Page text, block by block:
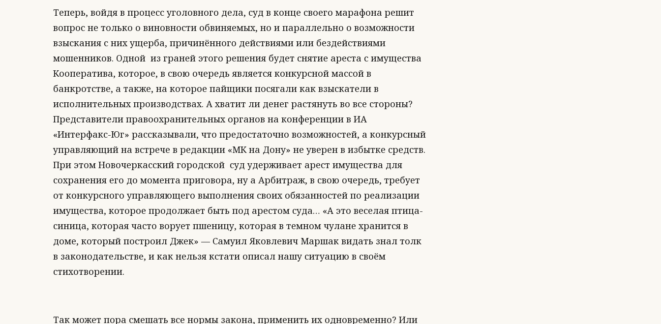
Теперь, войдя в процесс уголовного дела, суд в конце своего марафона решит
вопрос не только о виновности обвиняемых, но и параллельно о возможности
взыскания с них ущерба, причинённого действиями или бездействиями
мошенников. Одной из граней этого решения будет снятие ареста с имущества
Кооператива, которое, в свою очередь является конкурсной массой в
банкротстве, а также, на которое пайщики посягали как взыскатели в
исполнительных производствах. А хватит ли денег растянуть во все стороны?
Представители правоохранительных органов на конференции в ИА
«Интерфакс-Юг» рассказывали, что предостаточно возможностей, а конкурсный
управляющий на встрече в редакции «МК на Дону» не уверен в избытке средств.
При этом Новочеркасский городской суд удерживает арест имущества для
сохранения его до момента приговора, ну а Арбитраж, в свою очередь, требует
от конкурсного управляющего выполнения своих обязанностей по реализации
имущества, которое продолжает быть под арестом суда… «А это веселая птица-
синица, которая часто ворует пшеницу, которая в темном чулане хранится в
доме, который построил Джек» — Самуил Яковлевич Маршак видать знал толк
в законодательстве, и как нельзя кстати описал нашу ситуацию в своём
стихотворении.
Так может пора смешать все нормы закона, применить их одновременно? Или